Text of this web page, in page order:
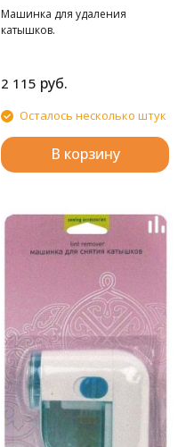
Машинка для удаления
катышков.
2 115 руб.
Осталось несколько штук
В корзину